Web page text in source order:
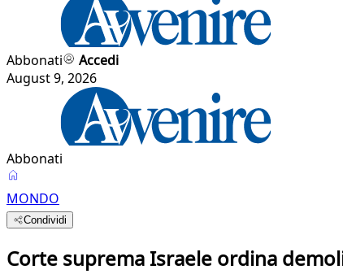
Abbonati
Accedi
August 9, 2026
Abbonati
MONDO
Condividi
Corte suprema Israele ordina